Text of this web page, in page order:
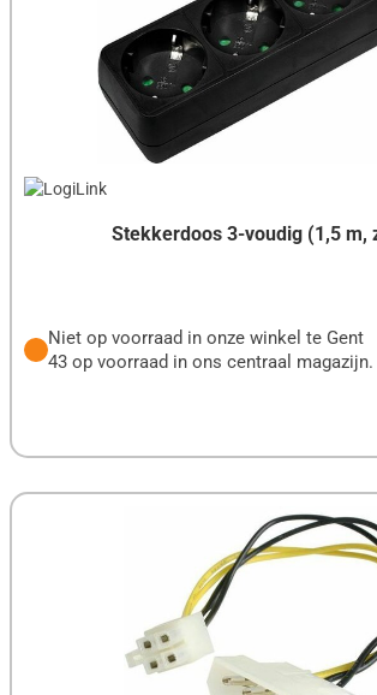
Stekkerdoos 3-voudig (1,5 m,
Niet op voorraad in onze winkel te Gent
43 op voorraad in ons centraal magazijn.